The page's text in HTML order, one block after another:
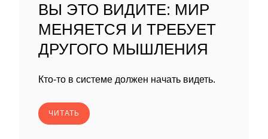
ВЫ ЭТО ВИДИТЕ: МИР
МЕНЯЕТСЯ И ТРЕБУЕТ
ДРУГОГО МЫШЛЕНИЯ
Кто-то в системе должен начать видеть.
ЧИТАТЬ